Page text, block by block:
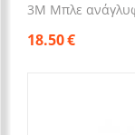
3M Μπλε
18.50€